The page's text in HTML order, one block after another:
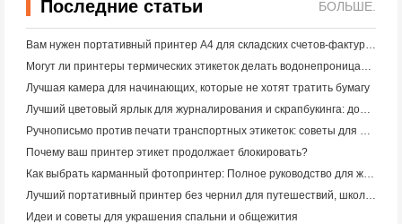
Последние статьи БОЛЬШЕ.
Лучшая камера для начинающих, которые не хотят тратить бумагу
Почему ваш принтер этикет продолжает блокировать?
Идеи и советы для украшения спальни и общежития